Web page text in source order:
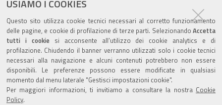
USIAMO I COOKIES
Questo sito utilizza cookie tecnici necessari al corretto funzionamento
delle pagine, e cookie di profilazione di terze parti. Selezionando Accetta
tutti i cookiesi acconsente all’utilizzo dei cookie analytics e di
profilazione. Chiudendo il banner verranno utilizzati solo i cookie tecnici
necessari alla navigazione e alcuni contenuti potrebbero non essere
disponibili. Le preferenze possono essere modificate in qualsiasi
momento dal menu laterale "Gestisci impostazioni cookie".
Per maggiori informazioni, ti invitiamo a consultare la nostra Cookie
Policy.
sul
documento
ultima modifica 20/11/2018
Valuta questo sito